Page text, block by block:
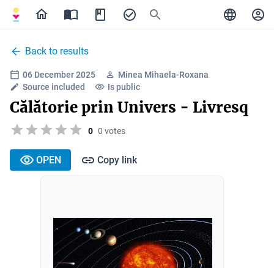
Back to results
06 December 2025
Minea Mihaela-Roxana
Source included
Is public
Călătorie prin Univers - Livresq
0 0 votes
OPEN Copy link